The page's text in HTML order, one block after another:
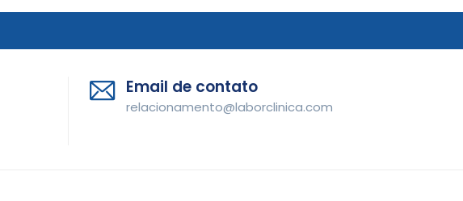
Email de contato
relacionamento@laborclinica.com